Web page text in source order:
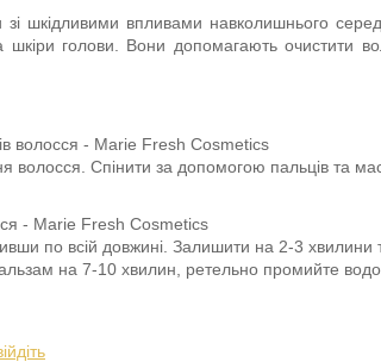
шкідливими впливами навколишнього
шкіри голови. Вони допомагають очистити
волосся - Marie Fresh Cosmetics
волосся. Спінити за допомогою пальців та
- Marie Fresh Cosmetics
по всій довжині. Залишити на 2-3
на 7-10 хвилин, ретельно промийте